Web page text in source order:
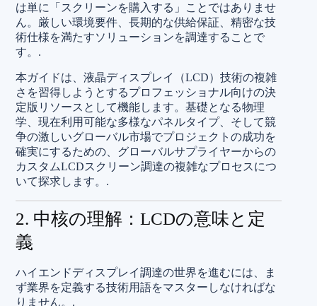
は単に「スクリーンを購入する」ことではありませ
ん。厳しい環境要件、長期的な供給保証、精密な技
術仕様を満たすソリューションを調達することで
す。.
本ガイドは、液晶ディスプレイ（LCD）技術の複雑
さを習得しようとするプロフェッショナル向けの決
定版リソースとして機能します。基礎となる物理
学、現在利用可能な多様なパネルタイプ、そして競
争の激しいグローバル市場でプロジェクトの成功を
確実にするための、グローバルサプライヤーからの
カスタムLCDスクリーン調達の複雑なプロセスにつ
いて探求します。.
2. 中核の理解：LCDの意味と定
義
ハイエンドディスプレイ調達の世界を進むには、ま
ず業界を定義する技術用語をマスターしなければな
りません。.